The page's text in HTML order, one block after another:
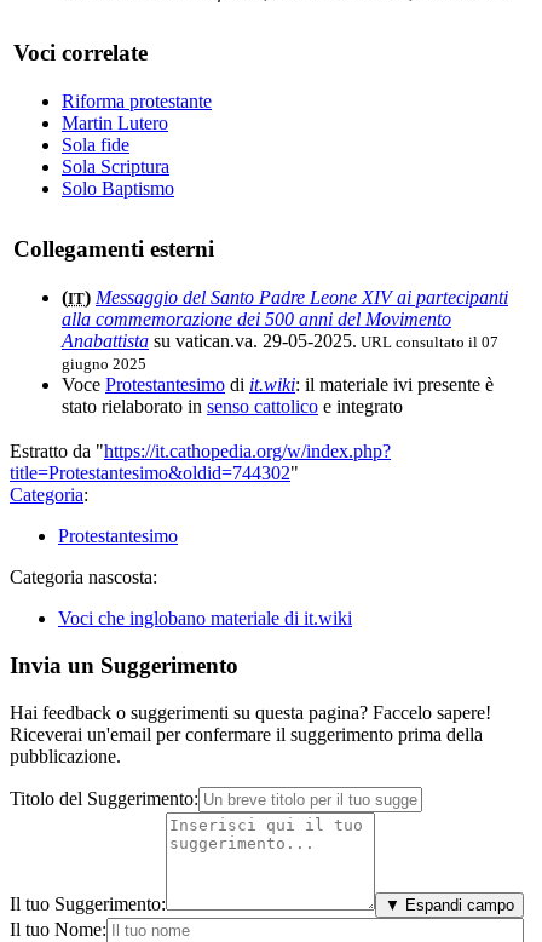
Voci correlate
Riforma protestante
Martin Lutero
Sola fide
Sola Scriptura
Solo Baptismo
Collegamenti esterni
(IT) Messaggio del Santo Padre Leone XIV ai partecipanti
alla commemorazione dei 500 anni del Movimento
Anabattista su vatican.va. 29-05-2025. URL consultato il 07
giugno 2025
Voce Protestantesimo di it.wiki: il materiale ivi presente è
stato rielaborato in senso cattolico e integrato
Estratto da "https://it.cathopedia.org/w/index.php?
title=Protestantesimo&oldid=744302"
Categoria:
Protestantesimo
Categoria nascosta:
Voci che inglobano materiale di it.wiki
Invia un Suggerimento
Hai feedback o suggerimenti su questa pagina? Faccelo sapere!
Riceverai un'email per confermare il suggerimento prima della
pubblicazione.
Titolo del Suggerimento:
Il tuo Suggerimento: ▼ Espandi campo
Il tuo Nome: